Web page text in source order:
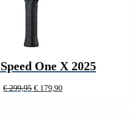
One X 2025
€299,95 Oorspronkelijke
€ 179,90Huidige